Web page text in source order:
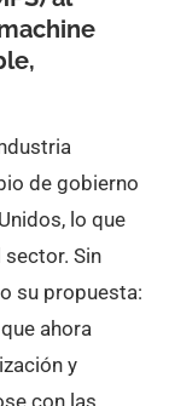
de gobierno
lo que
Sin
su propuesta:
ahora
y
con las